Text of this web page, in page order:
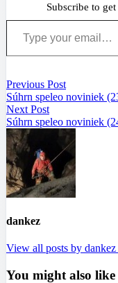
Subscribe to
Type your email…
Navigácia
v
článku
Previous PostPrevious
post:
Súhrn speleo noviniek
Next PostNext
post:
Súhrn speleo noviniek
dankez
View all posts by
You might also like